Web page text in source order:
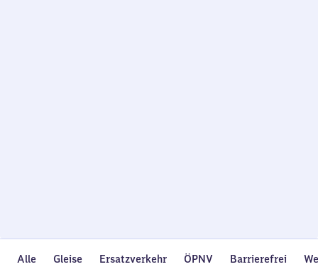
Alle Gleise Ersatzverkehr ÖPNV Barrierefrei